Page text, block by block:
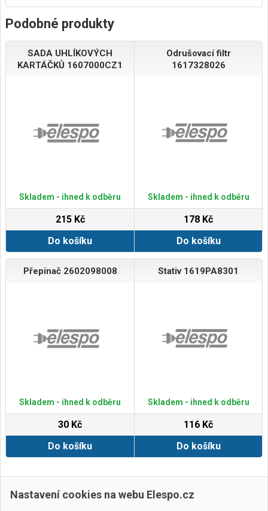
Podobné produkty
SADA UHLÍKOVÝCH
KARTÁČKŮ 1607000CZ1
Skladem - ihned k odběru
215 Kč
Do košíku
Odrušovací filtr
1617328026
Skladem - ihned k odběru
178 Kč
Do košíku
Přepínač 2602098008
Skladem - ihned k odběru
30 Kč
Do košíku
Stativ 1619PA8301
Skladem - ihned k odběru
116 Kč
Do košíku
Zobrazit další
Nastavení cookies na webu Elespo.cz